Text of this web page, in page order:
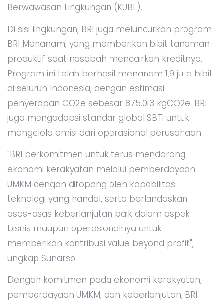
Berwawasan Lingkungan (KUBL).
Di sisi lingkungan, BRI juga meluncurkan program
BRI Menanam, yang memberikan bibit tanaman
produktif saat nasabah mencairkan kreditnya.
Program ini telah berhasil menanam 1,9 juta bibit
di seluruh Indonesia, dengan estimasi
penyerapan CO2e sebesar 875.013 kgCO2e. BRI
juga mengadopsi standar global SBTi untuk
mengelola emisi dari operasional perusahaan.
"BRI berkomitmen untuk terus mendorong
ekonomi kerakyatan melalui pemberdayaan
UMKM dengan ditopang oleh kapabilitas
teknologi yang handal, serta berlandaskan
asas-asas keberlanjutan baik dalam aspek
bisnis maupun operasionalnya untuk
memberikan kontribusi value beyond profit",
ungkap Sunarso.
Dengan komitmen pada ekonomi kerakyatan,
pemberdayaan UMKM, dan keberlanjutan, BRI